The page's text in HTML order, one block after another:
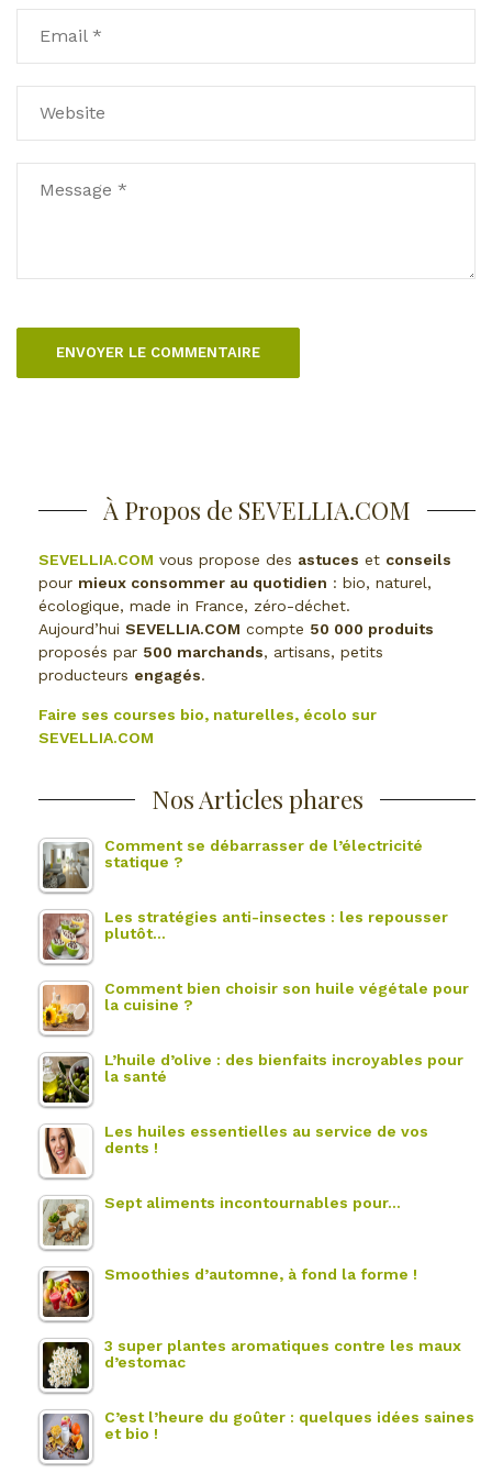
À Propos de SEVELLIA.COM
SEVELLIA.COM vous propose des astuces et conseils
pour mieux consommer au quotidien : bio, naturel,
écologique, made in France, zéro-déchet.
Aujourd’hui SEVELLIA.COM compte 50 000 produits
proposés par 500 marchands, artisans, petits
producteurs engagés.
Faire ses courses bio, naturelles, écolo sur
SEVELLIA.COM
Nos Articles phares
Comment se débarrasser de l’électricité
statique ?
Les stratégies anti-insectes : les repousser
plutôt…
Comment bien choisir son huile végétale pour
la cuisine ?
L’huile d’olive : des bienfaits incroyables pour
la santé
Les huiles essentielles au service de vos
dents !
Sept aliments incontournables pour…
Smoothies d’automne, à fond la forme !
3 super plantes aromatiques contre les maux
d’estomac
C’est l’heure du goûter : quelques idées saines
et bio !